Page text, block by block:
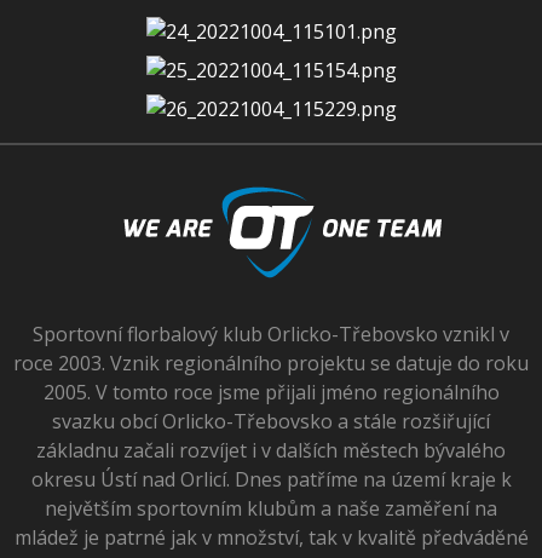
Sportovní florbalový klub Orlicko-Třebovsko vznikl v
roce 2003. Vznik regionálního projektu se datuje do roku
2005. V tomto roce jsme přijali jméno regionálního
svazku obcí Orlicko-Třebovsko a stále rozšiřující
základnu začali rozvíjet i v dalších městech bývalého
okresu Ústí nad Orlicí. Dnes patříme na území kraje k
největším sportovním klubům a naše zaměření na
mládež je patrné jak v množství, tak v kvalitě předváděné